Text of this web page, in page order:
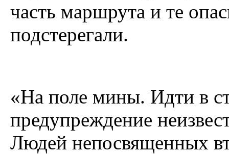
часть маршрута и те
подстерегали.
«На поле мины. Идти в
предупреждение
Людей непосвященных